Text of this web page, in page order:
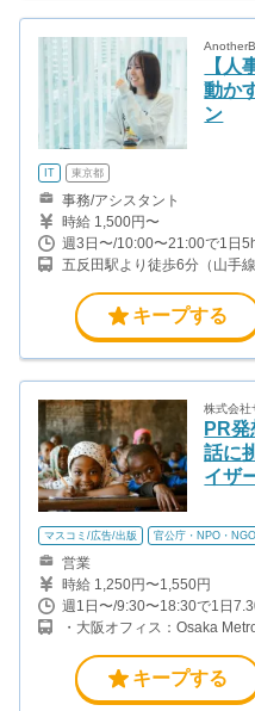
【人
動か
ン
IT 東京都
事務/アシスタント
時給 1,500円〜
週3日〜/10:00〜21:00で1日
五反田駅より徒歩6分（山手
キープする
株式会社
PR
話に
イザ
マスコミ/広告/出版 官公庁・NPO・NGO
営業
時給 1,250円〜1,550円
週1日〜/9:30〜18:30で1日
・大阪オフィス：Osaka
の最寄り駅から90分以内の
キープする